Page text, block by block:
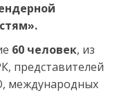
60 человек, из
представителей
международных